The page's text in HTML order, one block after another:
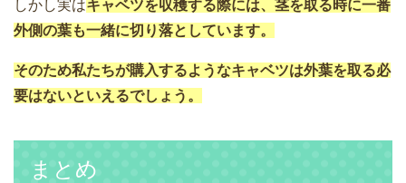
しかし実はキャベツを収穫する際には、茎を取る時に一番
外側の葉も一緒に切り落としています。
そのため私たちが購入するようなキャベツは外葉を取る必
要はないといえるでしょう。
まとめ